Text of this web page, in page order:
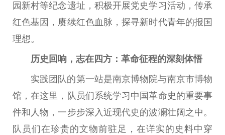
园新村等纪念遗址，积极开展党史学习活动，传承
红色基因，赓续红色血脉，探寻新时代青年的报国
理想。
历史回响，志在四方：革命征程的深刻体悟
实践团队的第一站是南京博物院与南京市博物
馆，在这里，队员们系统学习中国革命史的重要事
件和人物，一步步深入近现代史的波澜壮阔之中。
队员们在珍贵的文物前驻足，在详实的史料中穿